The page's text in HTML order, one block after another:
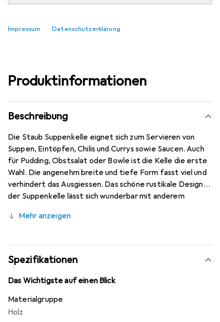
Impressum Datenschutzerklärung
Kostenloser Versand ab 30,– i
Produktinformationen
Beschreibung
Die Staub Suppenkelle eignet sich zum Servieren von
Suppen, Eintöpfen, Chilis und Currys sowie Saucen. Auch
für Pudding, Obstsalat oder Bowle ist die Kelle die erste
Wahl. Die angenehm breite und tiefe Form fasst viel und
verhindert das Ausgiessen. Das schöne rustikale Design
der Suppenkelle lässt sich wunderbar mit anderem
Touch auf dem Esstisch.
Mehr anzeigen
Spezifikationen
Das Wichtigste auf einen Blick
Materialgruppe
Holz